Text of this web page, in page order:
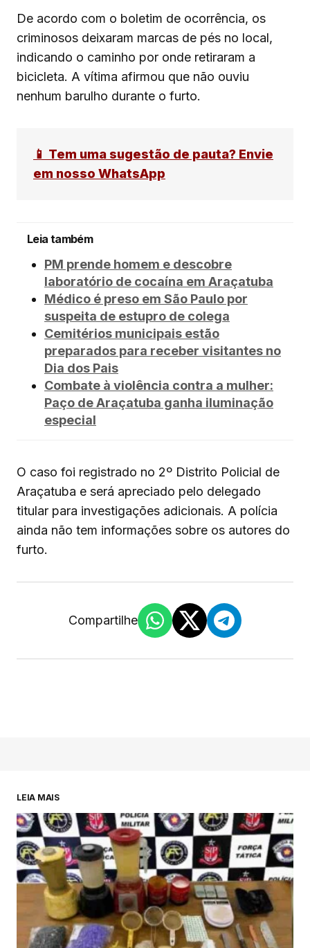
De acordo com o boletim de ocorrência, os
criminosos deixaram marcas de pés no local,
indicando o caminho por onde retiraram a
bicicleta. A vítima afirmou que não ouviu
nenhum barulho durante o furto.
📱 Tem uma sugestão de pauta? Envie
em nosso WhatsApp
Leia também
PM prende homem e descobre
laboratório de cocaína em Araçatuba
Médico é preso em São Paulo por
suspeita de estupro de colega
Cemitérios municipais estão
preparados para receber visitantes no
Dia dos Pais
Combate à violência contra a mulher:
Paço de Araçatuba ganha iluminação
especial
O caso foi registrado no 2º Distrito Policial de
Araçatuba e será apreciado pelo delegado
titular para investigações adicionais. A polícia
ainda não tem informações sobre os autores do
furto.
Compartilhe
LEIA MAIS